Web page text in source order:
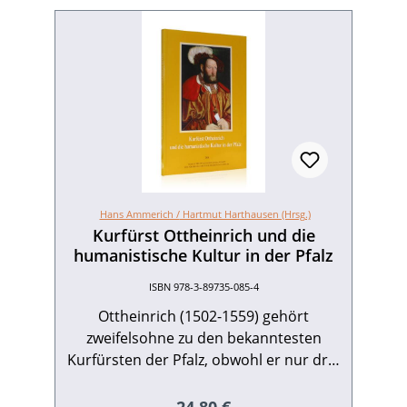
Hans Ammerich /Hartmut Harthausen (Hrsg.)
Kurfürst Ottheinrich und die
humanistische Kultur in der Pfalz
ISBN 978-3-89735-085-4
Ottheinrich (1502-1559) gehört
zweifelsohne zu den bekanntesten
Kurfürsten der Pfalz, obwohl er nur drei